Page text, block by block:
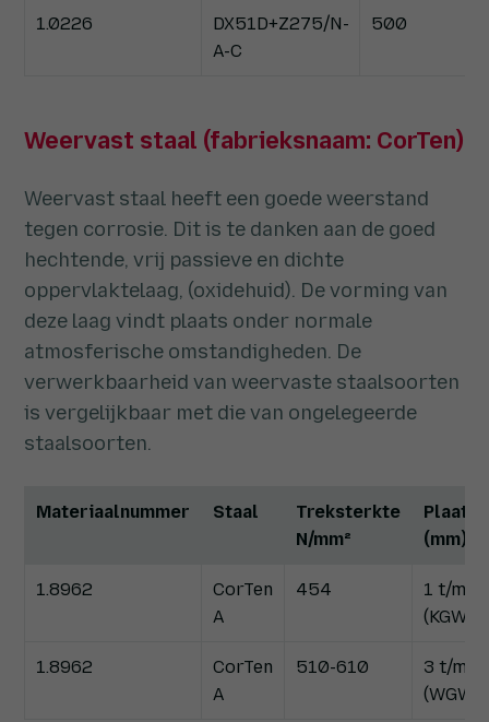
1.0226
DX51D+Z275/N-
A-C
500
Weervast staal (fabrieksnaam: CorTen)
Weervast staal heeft een goede weerstand
tegen corrosie. Dit is te danken aan de goed
hechtende, vrij passieve en dichte
oppervlaktelaag, (oxidehuid). De vorming van
deze laag vindt plaats onder normale
atmosferische omstandigheden. De
verwerkbaarheid van weervaste staalsoorten
is vergelijkbaar met die van ongelegeerde
staalsoorten.
Materiaalnummer Staal
Treksterkte
N/mm²
(mm)
1.8962
CorTen
A
454
1 t/m
(KGW)
1.8962
CorTen
A
510-610
3 t/m
(WGW)